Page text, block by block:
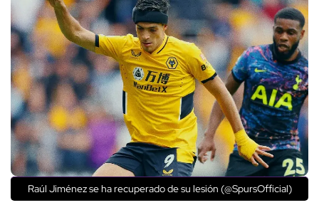
Raúl Jiménez se ha recuperado de su lesión (@SpursOfficial)